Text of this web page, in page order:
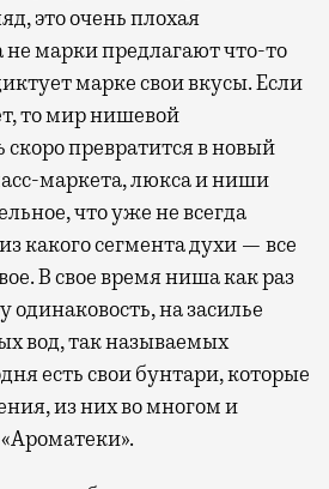
это очень плохая
марки предлагают что-то
марке свои вкусы. Если
то мир нишевой
превратится в новый
маркета, люкса и ниши
что уже не всегда
какого сегмента духи — все
В свое время ниша как раз
одинаковость, на засилье
вод, так называемых
есть свои бунтари, которые
из них во многом и